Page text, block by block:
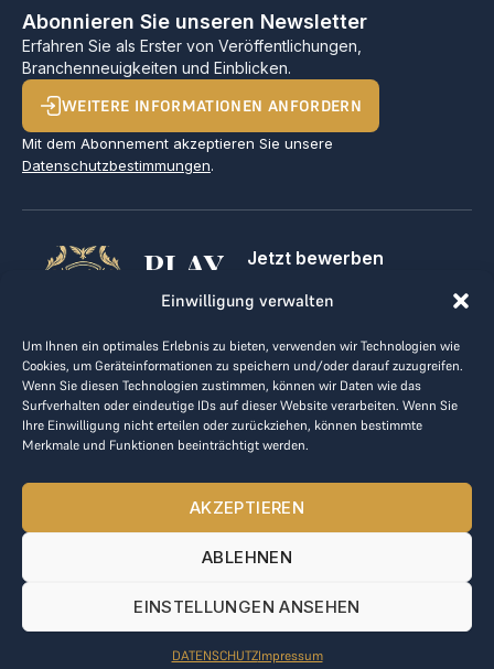
Einwilligung verwalten
Um Ihnen ein optimales Erlebnis zu bieten, verwenden wir Technologien wie
Cookies, um Geräteinformationen zu speichern und/oder darauf zuzugreifen.
Wenn Sie diesen Technologien zustimmen, können wir Daten wie das
Surfverhalten oder eindeutige IDs auf dieser Website verarbeiten. Wenn Sie
Ihre Einwilligung nicht erteilen oder zurückziehen, können bestimmte
Merkmale und Funktionen beeinträchtigt werden.
AKZEPTIEREN
ABLEHNEN
EINSTELLUNGEN ANSEHEN
DATENSCHUTZImpressum
Abonnieren Sie unseren Newsletter
Erfahren Sie als Erster von Veröffentlichungen,
Branchenneuigkeiten und Einblicken.
WEITERE INFORMATIONEN ANFORDERN
Mit dem Abonnement akzeptieren Sie unsere
Datenschutzbestimmungen.
PLAY
GOLF,
MAKE
BUSINESS
Jetzt bewerben
Kontakt
AGB
Datenrichtlinie
kontakt@the-loge.com
Unser freundliches Team hilft Ihnen gerne weiter.
Mo-Fr von 8:00 bis 17:00 Uhr.
© 2025 The LOGE. Alle Rechte vorbehalten.